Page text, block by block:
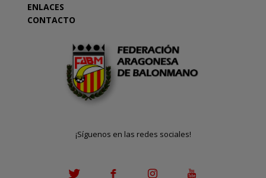
ENLACES
CONTACTO
¡Síguenos en las redes sociales!